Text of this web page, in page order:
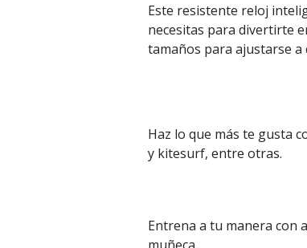
Este resistente reloj
necesitas para divertirte
tamaños para ajustarse a
Haz lo que más te gusta
y kitesurf, entre otras.
Entrena a tu manera con